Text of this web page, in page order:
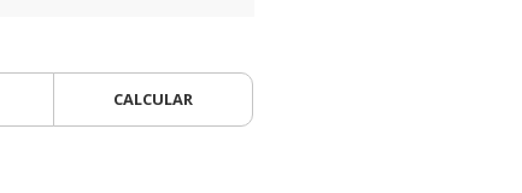
CALCULAR